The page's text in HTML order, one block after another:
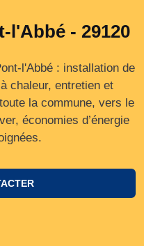
l'Abbé - 29120
l'Abbé : installation de
chaleur, entretien et
la commune, vers le
économies d’énergie